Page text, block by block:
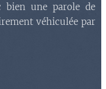
bien une parole de
véhiculée par